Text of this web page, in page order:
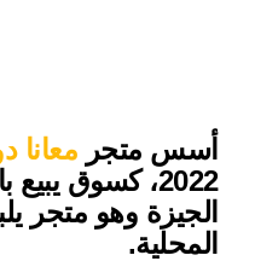
أسس متجر
2022، كسوق
الجيزة وهو متجر
المحلية.